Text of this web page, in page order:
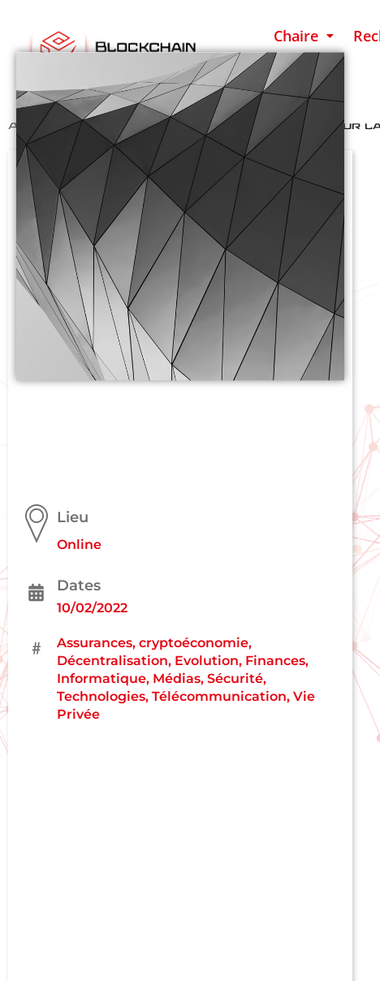
Chaire
Accueil>Evénements Terminés > Séminaire sur
Lieu
Online
Dates
10/02/2022
Assurances, cryptoéconomie,
Décentralisation, Evolution, Finances,
Informatique, Médias, Sécurité,
Technologies, Télécommunication, Vie
Privée